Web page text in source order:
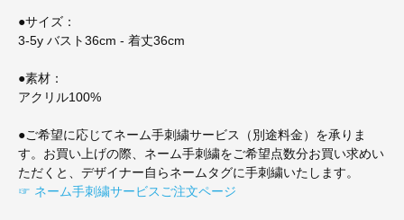
●サイズ：
3-5y バスト36cm - 着丈36cm
●素材：
アクリル100%
●ご希望に応じてネーム手刺繍サービス（別途料金）を承りま
す。お買い上げの際、ネーム手刺繍をご希望点数分お買い求めい
ただくと、デザイナー自らネームタグに手刺繍いたします。
☞ ネーム手刺繍サービスご注文ページ